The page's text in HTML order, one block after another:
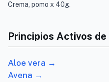
Crema, pomo x 40g.
Principios Activos
Aloe vera →
Avena →